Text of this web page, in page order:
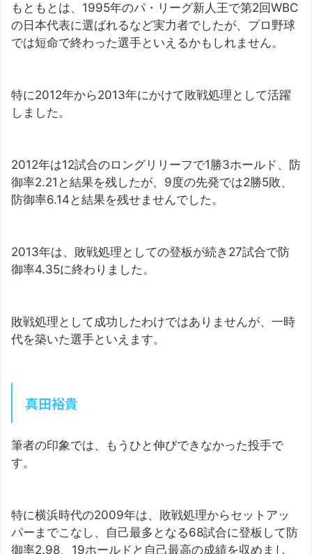
もともとは、1995年のパ・リーグ新人王で第2回WBC
の日本代表に選ばれるなど実力者でしたが、プロ野球
では短命で終わった選手といえるかもしれません。
特に2012年から2013年にかけて敗戦処理として活躍
しました。
2012年は12試合のロングリリーフで1勝3ホールド、防
御率2.21と結果を残したが、9度の先発では2勝5敗、
防御率6.14と結果を残せませんでした。
2013年は、敗戦処理としての登板が続き27試合で防
御率4.35に終わりました。
敗戦処理として成功したわけではありませんが、一時
代を築いた選手といえます。
真田裕貴
筆者の印象では、もうひと伸びできなかった投手で
す。
特に横浜時代の2009年は、敗戦処理からセットアッ
パーまでこなし、自己最多となる68試合に登板して防
御率2.98、19ホールドと自己最高の成績を収めまし